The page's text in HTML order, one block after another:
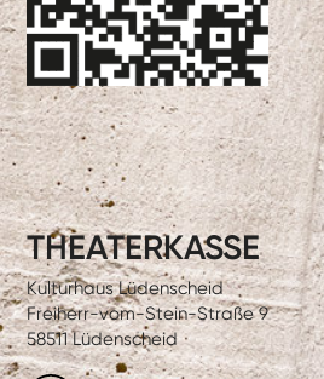
THEATERKASSE
Kulturhaus Lüdenscheid
Freiherr-vom-Stein-Straße 9
58511 Lüdenscheid